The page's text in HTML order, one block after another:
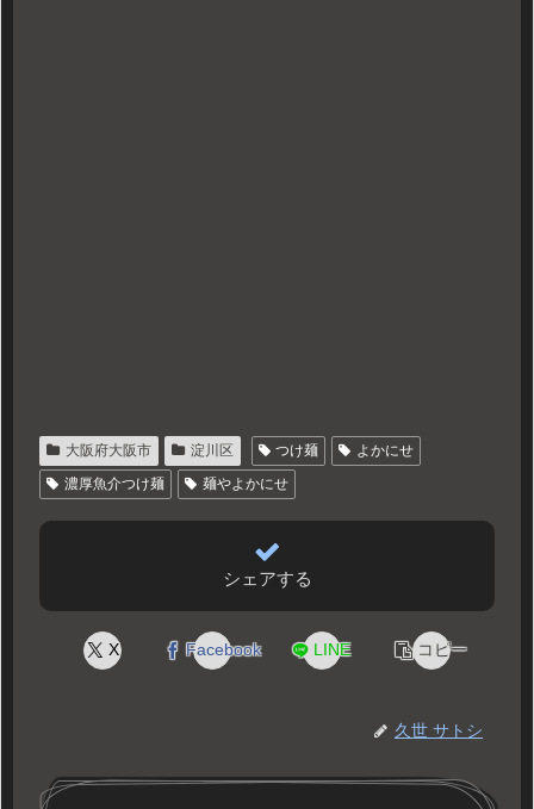
大阪府大阪市 淀川区 つけ麺
よかにせ
濃厚魚介つけ麺
麺やよかにせ
シェアする
X Facebook LINE コピー
久世 サトシ